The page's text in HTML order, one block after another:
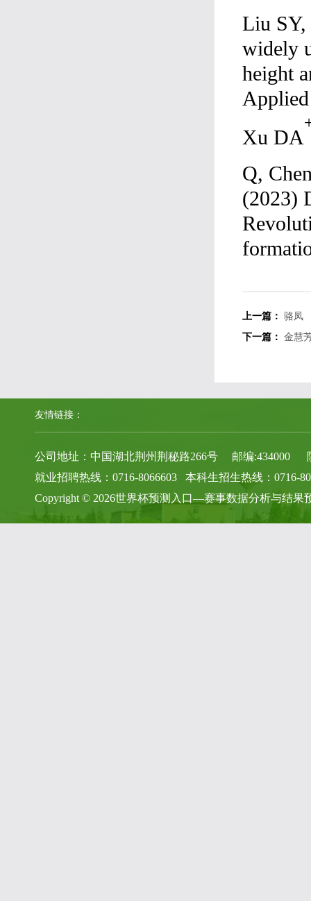
Liu
widely
height
Xu DA
Q,
(2023)
上一篇： 骆凤
下一篇： 金慧
友情链接：
公司地址：中国湖北荆州荆秘路266号 邮编:434000
就业招聘热线：0716-8066603 本科生招生热线：0716-
Copyright © 2026世界杯预测入口—赛事数据分析与结果